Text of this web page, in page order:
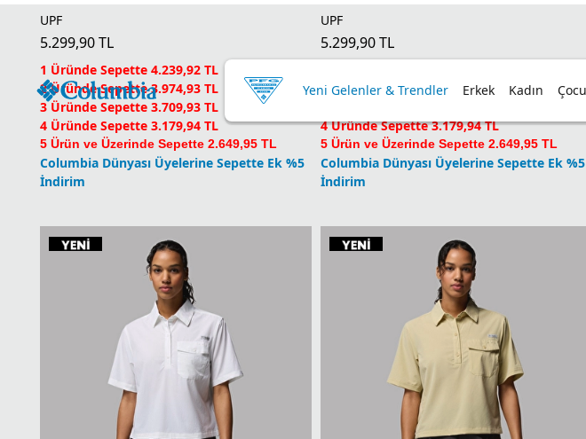
Tüm Filtreler(1) Ürün Cinsi Renk Beden
2 Üründe Sepette 3.974,93 TL
3 Üründe Sepette 3.709,93 TL
4 Üründe Sepette 3.179,94 TL
5 Ürün ve Üzerinde Sepette 2.649,95 TL
Columbia Dünyası Üyelerine Sepette Ek %5
İndirim
2 Üründe Sepette 3.974,93 TL
3 Üründe Sepette 3.709,93 TL
4 Üründe Sepette 3.179,94 TL
Columbia Dünyası Üyelerine Sepette Ek %5